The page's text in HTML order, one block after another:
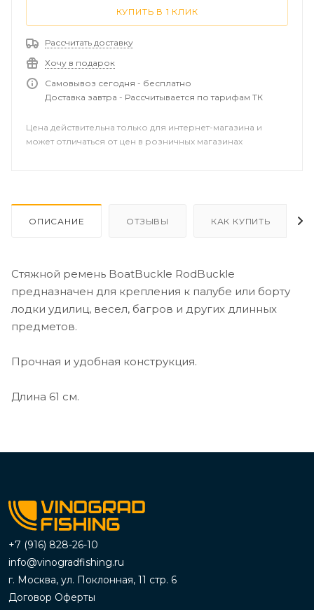
КУПИТЬ В 1 КЛИК
Рассчитать доставку
Хочу в подарок
Самовывоз сегодня - бесплатно
Доставка завтра - Рассчитывается по тарифам ТК
Цена действительна только для интернет-магазина и
может отличаться от цен в розничных магазинах
ОПИСАНИЕ ОТЗЫВЫ КАК КУПИТЬ
Стяжной ремень BoatBuckle RodBuckle
предназначен для крепления к палубе или борту
лодки удилиц, весел, багров и других длинных
предметов.
Прочная и удобная конструкция.
Длина 61 см.
+7 (916) 828-26-10
info@vinogradfishing.ru
г. Москва, ул. Поклонная, 11 стр. 6
Договор Оферты